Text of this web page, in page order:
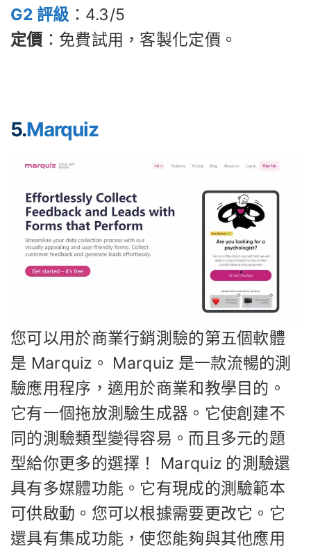
G2 評級 ：4.3/5
定價 ：免費試用，客製化定價。
5.Marquiz
您可以用於商業行銷測驗的第五個軟體
是 Marquiz。 Marquiz 是一款流暢的測
驗應用程序，適用於商業和教學目的。
它有一個拖放測驗生成器。它使創建不
同的測驗類型變得容易。而且多元的題
型給你更多的選擇！ Marquiz 的測驗還
具有多媒體功能。它有現成的測驗範本
可供啟動。您可以根據需要更改它。它
還具有集成功能，使您能夠與其他應用